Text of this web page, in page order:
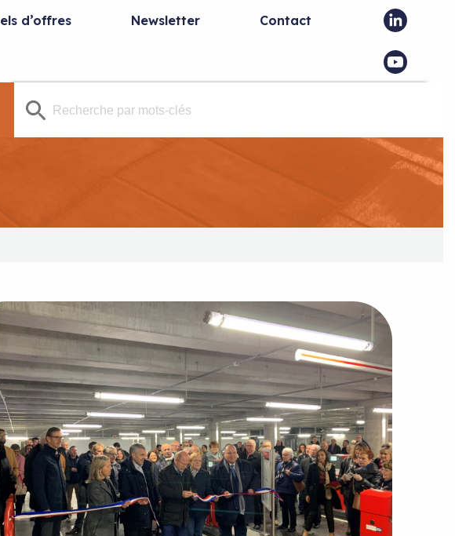
d’offres Newsletter Contact